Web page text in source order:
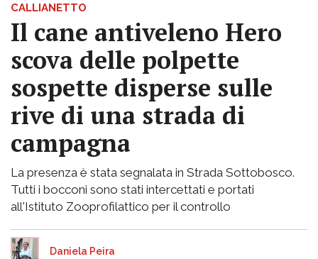
CALLIANETTO
Il cane antiveleno Hero
scova delle polpette
sospette disperse sulle
rive di una strada di
campagna
La presenza è stata segnalata in Strada Sottobosco.
Tutti i bocconi sono stati intercettati e portati
all'Istituto Zooprofilattico per il controllo
Daniela Peira